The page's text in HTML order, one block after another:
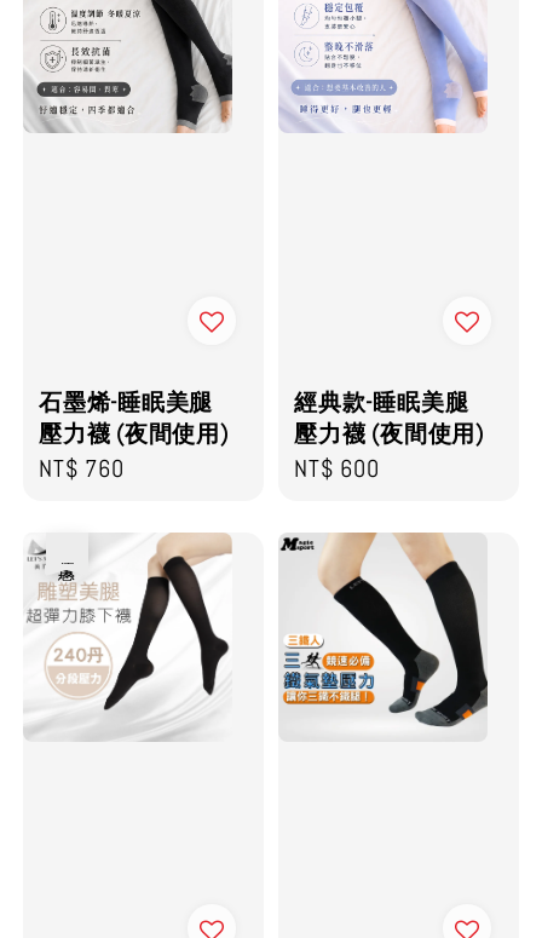
石墨烯-睡眠美腿
壓力襪 (夜間使用)
Regular
NT$ 760
經典款-睡眠美腿
壓力襪 (夜間使用)
Regular
NT$ 600